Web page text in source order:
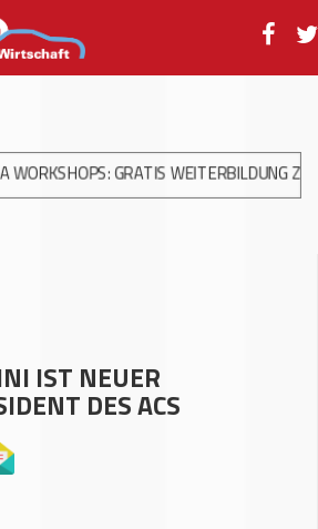
GRATIS WEITERBILDUNG ZUR
IST NEUER
DES ACS